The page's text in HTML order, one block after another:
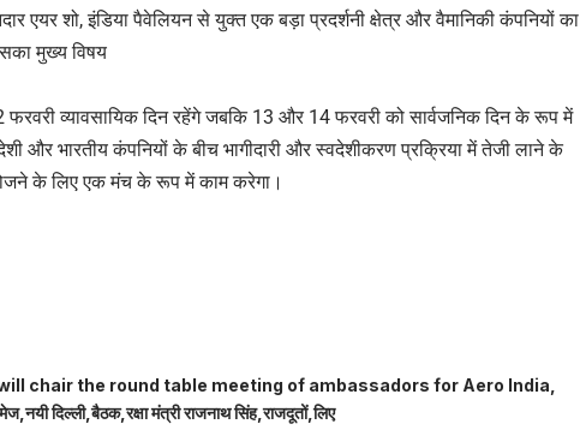
एयर शो, इंडिया पैवेलियन से युक्त एक बड़ा प्रदर्शनी क्षेत्र और वैमानिकी कंपनियों का
मुख्य विषय
व्यावसायिक दिन रहेंगे जबकि 13 और 14 फरवरी को सार्वजनिक दिन के रूप में
और भारतीय कंपनियों के बीच भागीदारी और स्वदेशीकरण प्रक्रिया में तेजी लाने के
के लिए एक मंच के रूप में काम करेगा।
chair the round table meeting of ambassadors for Aero India
नयी दिल्ली बैठक रक्षा मंत्री राजनाथ सिंह राजदूतों लिए